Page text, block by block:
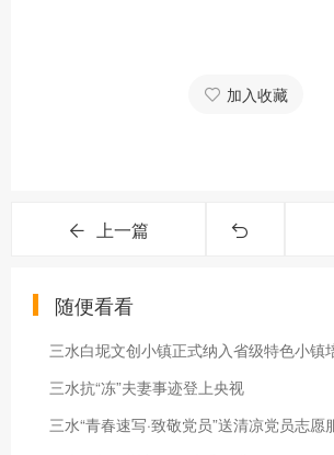
加入收藏
上一篇
随便看看
三水抗“冻”夫妻事迹登上央视
三水“青春速写·致敬党员”送清凉党员志愿